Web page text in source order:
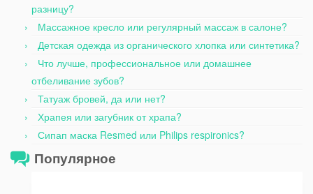
разницу?
Массажное кресло или регулярный массаж в салоне?
Детская одежда из органического хлопка или синтетика?
Что лучше, профессиональное или домашнее
отбеливание зубов?
Татуаж бровей, да или нет?
Храпея или загубник от храпа?
Сипап маска Resmed или Philips respironics?
Популярное